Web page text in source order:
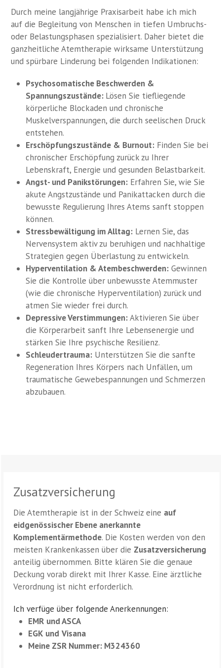
Durch meine langjährige Praxisarbeit habe ich mich
auf die Begleitung von Menschen in tiefen Umbruchs-
oder Belastungsphasen spezialisiert. Daher bietet die
ganzheitliche Atemtherapie wirksame Unterstützung
und spürbare Linderung bei folgenden Indikationen:
Psychosomatische Beschwerden &
Spannungszustände: Lösen Sie tiefliegende
körperliche Blockaden und chronische
Muskelverspannungen, die durch seelischen Druck
entstehen.
Erschöpfungszustände & Burnout: Finden Sie bei
chronischer Erschöpfung zurück zu Ihrer
Lebenskraft, Energie und gesunden Belastbarkeit.
Angst- und Panikstörungen: Erfahren Sie, wie Sie
akute Angstzustände und Panikattacken durch die
bewusste Regulierung Ihres Atems sanft stoppen
können.
Stressbewältigung im Alltag: Lernen Sie, das
Nervensystem aktiv zu beruhigen und nachhaltige
Strategien gegen Überlastung zu entwickeln.
Hyperventilation & Atembeschwerden: Gewinnen
Sie die Kontrolle über unbewusste Atemmuster
(wie die chronische Hyperventilation) zurück und
atmen Sie wieder frei durch.
Depressive Verstimmungen:Aktivieren Sie über
die Körperarbeit sanft Ihre Lebensenergie und
stärken Sie Ihre psychische Resilienz.
Schleudertrauma: Unterstützen Sie die sanfte
Regeneration Ihres Körpers nach Unfällen, um
traumatische Gewebespannungen und Schmerzen
abzubauen.
Zusatzversicherung
Die Atemtherapie ist in der Schweiz eine auf
eidgenössischer Ebene anerkannte
Komplementärmethode. Die Kosten werden von den
meisten Krankenkassen über die Zusatzversicherung
anteilig übernommen. Bitte klären Sie die genaue
Deckung vorab direkt mit Ihrer Kasse. Eine ärztliche
Verordnung ist nicht erforderlich.
Ich verfüge über folgende Anerkennungen:
EMR und ASCA
EGK und Visana
Meine ZSR Nummer: M324360